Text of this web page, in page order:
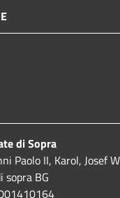
di Sopra
Paolo II, Karol, Josef
sopra BG